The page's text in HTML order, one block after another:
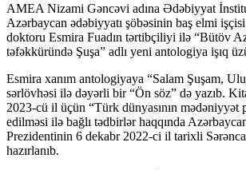
AMEA Nizami Gəncəvi adına Ədəbiyyat
Azərbaycan ədəbiyyatı şöbəsinin baş elmi
doktoru Esmira Fuadın tərtibçiliyi ilə “Bütöv
təfəkküründə Şuşa” adlı yeni antologiya işıq
Esmira xanım antologiyaya “Salam Şuşam,
sərlövhəsi ilə dəyərli bir “Ön söz” də yazıb.
2023-cü il üçün “Türk dünyasının mədəniyyət
edilməsi ilə bağlı tədbirlər haqqında
Prezidentinin 6 dekabr 2022-ci il tarixli
hazırlanıb.